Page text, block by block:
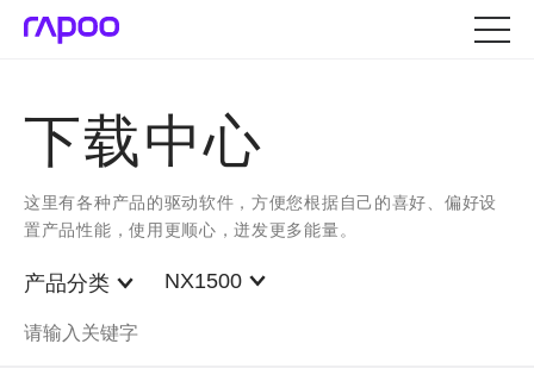
下载中心
这里有各种产品的驱动软件，方便您根据自己的喜好、偏好设
置产品性能，使用更顺心，迸发更多能量。
产品分类 NX1500